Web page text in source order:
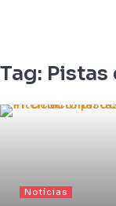
Tag:
Notícias